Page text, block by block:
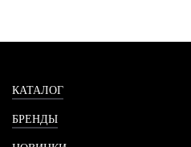
КАТАЛОГ
БРЕНДЫ